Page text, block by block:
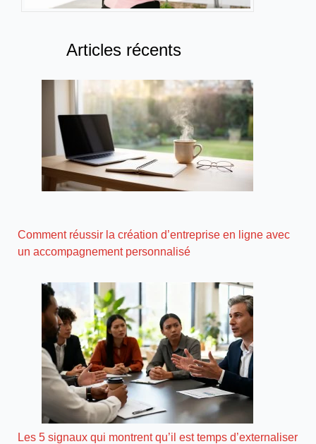
Articles récents
Comment réussir la création d’entreprise en ligne avec
un accompagnement personnalisé
Les 5 signaux qui montrent qu’il est temps d’externaliser